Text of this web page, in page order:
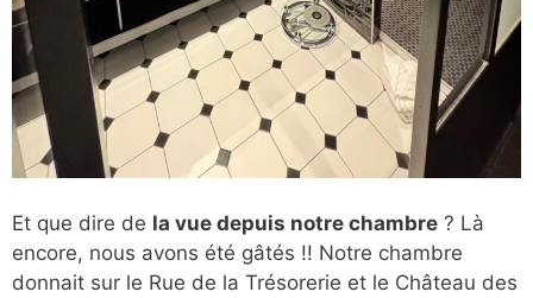
Et que dire de la vue depuis notre chambre ? Là
encore, nous avons été gâtés !! Notre chambre
donnait sur le Rue de la Trésorerie et le Château des